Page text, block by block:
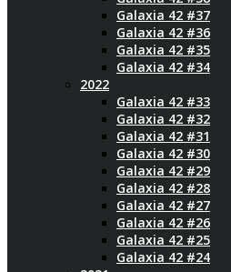
Galaxia 42 #37
Galaxia 42 #36
Galaxia 42 #35
Galaxia 42 #34
2022
Galaxia 42 #33
Galaxia 42 #32
Galaxia 42 #31
Galaxia 42 #30
Galaxia 42 #29
Galaxia 42 #28
Galaxia 42 #27
Galaxia 42 #26
Galaxia 42 #25
Galaxia 42 #24